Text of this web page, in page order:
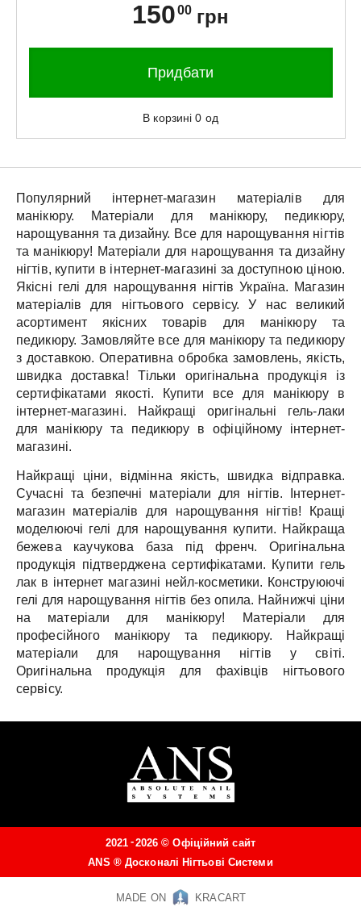
15000 грн
Придбати
В корзині0 од
Популярний інтернет-магазин матеріалів для
манікюру.
Матеріали для манікюру, педикюру,
нарощування та дизайну. Все для нарощування нігтів
та манікюру! Матеріали для нарощування та дизайну
нігтів, купити в інтернет-магазині за доступною ціною.
Якісні гелі для нарощування нігтів Україна. Магазин
матеріалів для нігтьового сервісу.
У нас великий
асортимент якісних товарів для манікюру та
педикюру. Замовляйте все для манікюру та педикюру
з доставкою. Оперативна обробка замовлень, якість,
швидка доставка!
Тільки оригінальна продукція із
сертифікатами якості.
Купити все для манікюру в
інтернет-магазині.
Найкращі оригінальні гель-лаки
для манікюру та педикюру в офіційному інтернет-
магазині.
Найкращі ціни, відмінна якість, швидка відправка.
Сучасні та безпечні матеріали для нігтів.
Інтернет-
магазин матеріалів для нарощування нігтів!
Кращі
моделюючі гелі для нарощування купити. Найкраща
бежева каучукова база під френч.
Оригінальна
продукція підтверджена сертифікатами. Купити гель
лак в інтернет магазині нейл-косметики. Конструюючі
гелі для нарощування нігтів без опила. Найнижчі ціни
на матеріали для манікюру!
Матеріали для
професійного манікюру та педикюру.
Найкращі
матеріали для нарощування нігтів у світі.
Оригінальна продукція для фахівців нігтьового
сервісу.
2021 -2026 ©Офіційний сайт
ANS ® Досконалі Нігтьові Системи
MADE ON KRACART